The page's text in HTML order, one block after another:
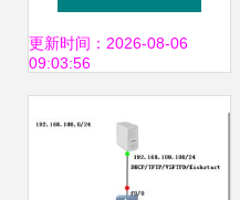
安全攻防技能竞赛
式在我校举行
更新时间：2026-08-06
09:03:56